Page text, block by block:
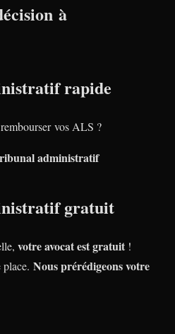
à
rapide
vos ALS ?
administratif
gratuit
votre avocat est gratuit !
place. Nous prérédigeons votre